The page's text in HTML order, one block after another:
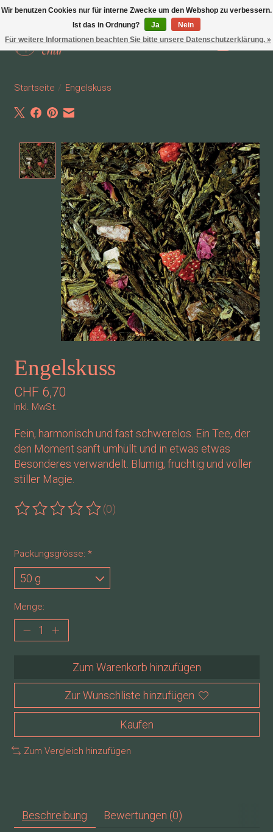
Wunschzettel
Ihr
Startseite / Engelskuss
Product image slideshow Items
Engelskuss
CHF 6,70
Inkl. MwSt.
Fein, harmonisch und fast schwerelos. Ein Tee, der
den Moment sanft umhüllt und in etwas etwas
Besonderes verwandelt. Blumig, fruchtig und voller
stiller Magie.
Die Bewertung dieses Produkts ist
(0)
Packungsgrösse: *
Menge:
Zum Warenkorb hinzufügen
Zur Wunschliste hinzufügen
Kaufen
Zum Vergleich hinzufügen
Beschreibung Bewertungen (0)
Wir benutzen Cookies nur für interne Zwecke um den Webshop zu verbessern.
Ist das in Ordnung?
Ja
Nein
Für weitere Informationen beachten Sie bitte unsere Datenschutzerklärung. »